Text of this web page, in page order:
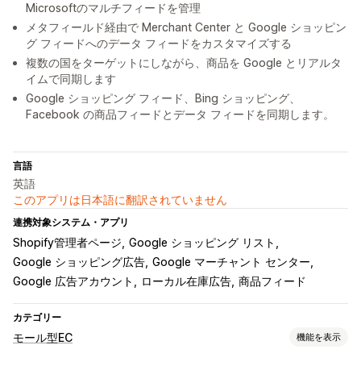
Microsoftのマルチフィードを管理
メタフィールド経由で Merchant Center と Google ショッピン
グ フィードへのデータ フィードをカスタマイズする
複数の国をターゲットにしながら、商品を Google とリアルタ
イムで同期します
Google ショッピング フィード、Bing ショッピング、
Facebook の商品フィードとデータ フィードを同期します。
言語
英語
このアプリは日本語に翻訳されていません
連携対象システム・アプリ
Shopify管理者ページ Google ショッピング リスト
Google ショッピング広告 Google マーチャント センター
Google 広告アカウント
ローカル在庫広告 商品フィード
カテゴリー
モール型EC 機能を表示